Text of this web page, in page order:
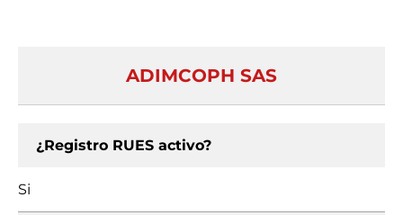
ADIMCOPH SAS
¿Registro RUES activo?
Si